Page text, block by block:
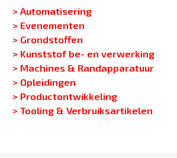
> Automatisering
> Evenementen
> Grondstoffen
> Kunststof be- en verwerking
> Machines & Randapparatuur
> Opleidingen
> Productontwikkeling
> Tooling & Verbruiksartikelen